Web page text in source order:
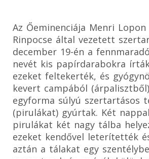
Az Őeminenciája Menri
Rinpocse által vezetett
december 19-én a
nevét kis papírdarabokra
ezeket feltekerték, és
kevert campából
egyforma súlyú szertartásos
(pirulákat) gyúrtak. Két
pirulákat két nagy tálba
ezeket kendővel leterítették
aztán a tálakat egy